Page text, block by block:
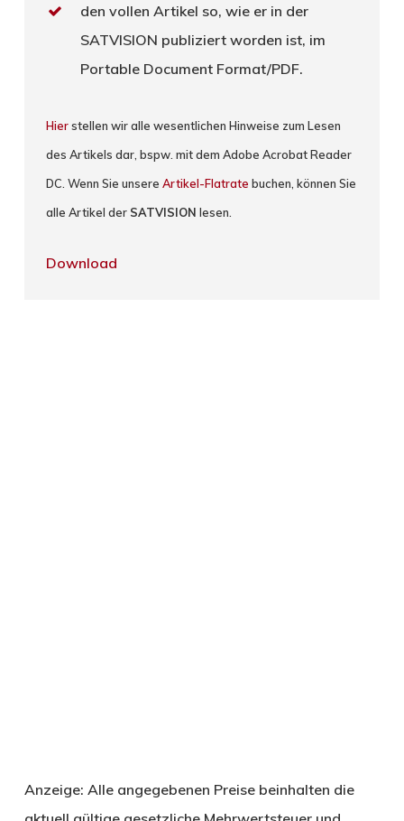
den vollen Artikel so, wie er in der
SATVISION publiziert worden ist, im
Portable Document Format/PDF.
Hierstellen wir alle wesentlichen Hinweise zum Lesen
des Artikels dar, bspw. mit dem Adobe Acrobat Reader
DC. Wenn Sie unsereArtikel-Flatrate buchen, können Sie
alle Artikel der SATVISION lesen.
Download
Anzeige: Alle angegebenen Preise beinhalten die